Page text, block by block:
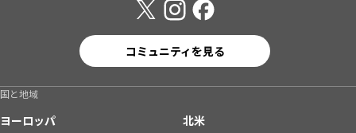
コミュニティを見る
国と地域
ヨーロッパ
北米